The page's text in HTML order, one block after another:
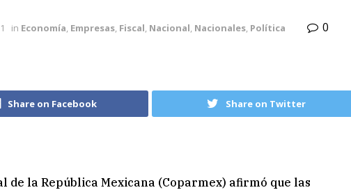
in Economía, Empresas, Fiscal, Nacional, Nacionales, Política 0
Share on Facebook Share on Twitter
de la República Mexicana (Coparmex) afirmó que las